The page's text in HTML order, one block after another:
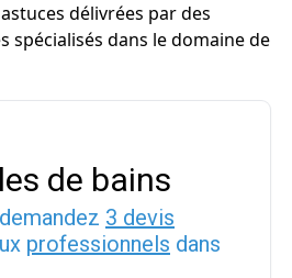
délivrées par des
spécialisés dans le domaine de
de bains
3 devis
professionnels dans